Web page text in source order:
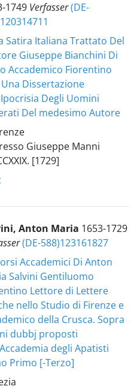
1749 Verfasser(DE-
Satira Italiana Trattato Del
Giuseppe Bianchini Di
Accademico Fiorentino
Una Dissertazione
Degli Uomini
Del medesimo Autore
Giuseppe Manni
[1729]
Anton Maria 1653-1729
(DE-588)123161827
Accademici Di Anton
Salvini Gentiluomo
Lettore di Lettere
nello Studio di Firenze e
della Crusca. Sopra
dubbj proposti
degli Apatisti
Primo [-Terzo]